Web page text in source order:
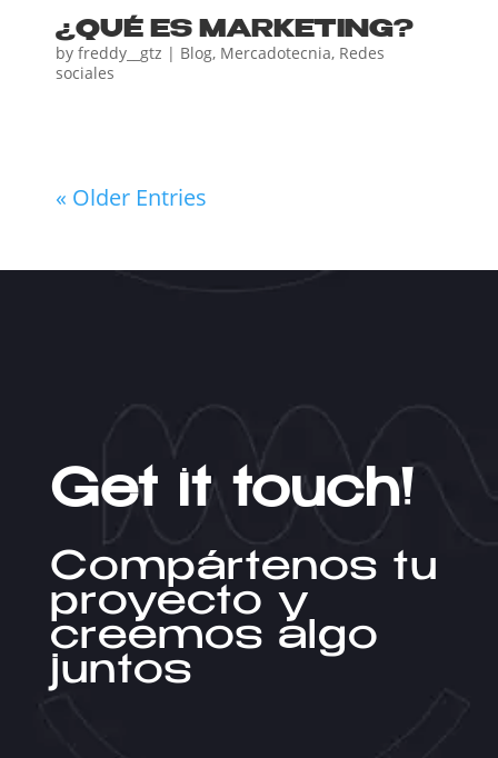
¿QUÉ ES MARKETING?
by freddy__gtz | Blog, Mercadotecnia, Redes
sociales
« Older Entries
Get it touch!
Compártenos tu
proyecto y
creemos algo
juntos